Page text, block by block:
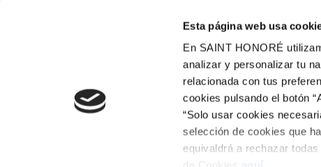
Esta página web usa
En SAINT HONORÉ
analizar y personalizar tu
relacionada con tus
cookies pulsando el botón
“Solo usar cookies
selección de cookies que
equivaldrá a rechazar
Cómo comprar en nuestra web
Cómo colocar papel pintado
Simbología del papel pintado
Aviso Legal
Condiciones
Pago
SeQura
Envíos y
Políticas de